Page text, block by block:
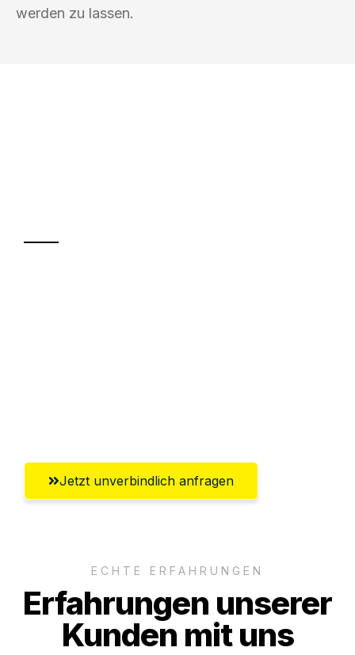
werden zu lassen.
Jetzt unverbindlich anfragen
ECHTE ERFAHRUNGEN
Erfahrungen unserer
Kunden mit uns